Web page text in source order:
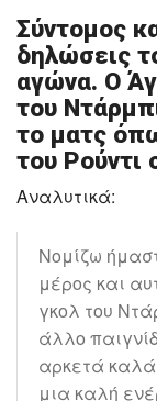
Σύντομος
δηλώσεις
αγώνα. Ο
του
το ματς
του Ρούντι
Αναλυτικά:
Νομίζω
μέρος και
γκολ του
άλλο
αρκετά καλά
μια καλή